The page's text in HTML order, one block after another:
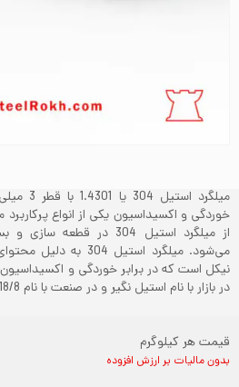
میلگرد
خوردگی و اکسیداسیون یکی از انواع
از میلگرد استیل 304 در
نیکل است که در برابر خوردگی و
در بازار با نام استیل نگیر و در صنعت با نام 18/8 نیز یاد می‌‌شود.
قیمت هر کیلوگرم
بدون مالیات بر ارزش افزوده